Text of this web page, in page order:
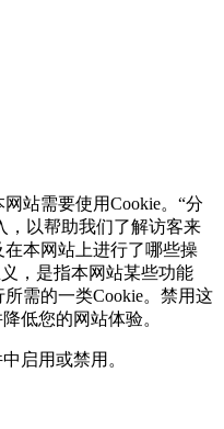
站需要使用Cookie。“分
，以帮助我们了解访客来
本网站上进行了哪些操
，是指本网站某些功能
需的一类Cookie。禁用这
低您的网站体验。
启用或禁用。